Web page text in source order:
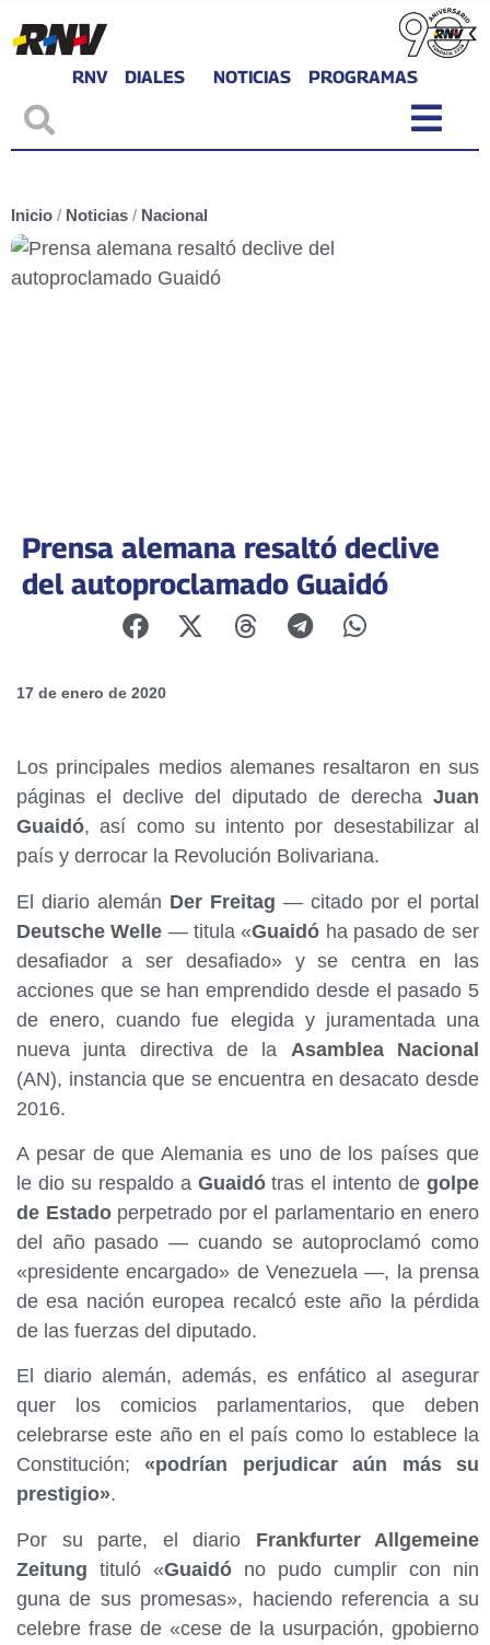
RNV DIALES NOTICIAS PROGRAMAS
Inicio / Noticias / Nacional
Prensa alemana resaltó declive
del autoproclamado Guaidó
17 de enero de 2020
Los principales medios alemanes resaltaron en sus
páginas el declive del diputado de derecha Juan
Guaidó, así como su intento por desestabilizar al
país y derrocar la Revolución Bolivariana.
El diario alemán Der Freitag — citado por el portal
Deutsche Welle — titula «Guaidó ha pasado de ser
desafiador a ser desafiado» y se centra en las
acciones que se han emprendido desde el pasado 5
de enero, cuando fue elegida y juramentada una
nueva junta directiva de la Asamblea Nacional
(AN), instancia que se encuentra en desacato desde
2016.
A pesar de que Alemania es uno de los países que
le dio su respaldo a Guaidótras el intento de golpe
de Estadoperpetrado por el parlamentario en enero
del año pasado — cuando se autoproclamó como
«presidente encargado» de Venezuela —, la prensa
de esa nación europea recalcó este año la pérdida
de las fuerzas del diputado.
El diario alemán, además, es enfático al asegurar
quer los comicios parlamentarios, que deben
celebrarse este año en el país como lo establece la
Constitución; «podrían perjudicar aún más su
prestigio».
Por su parte, el diario Frankfurter Allgemeine
Zeitung tituló «Guaidó no pudo cumplir con nin
guna de sus promesas», haciendo referencia a su
celebre frase de «cese de la usurpación, gpobierno